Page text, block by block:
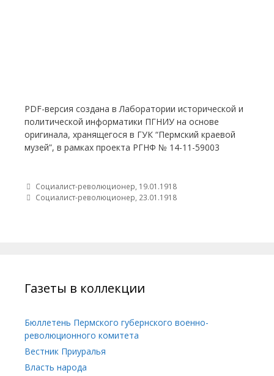
PDF-версия создана в Лаборатории исторической и
политической информатики ПГНИУ на основе
оригинала, хранящегося в ГУК “Пермский краевой
музей”, в рамках проекта РГНФ № 14-11-59003
Post navigation
Социалист-революционер, 19.01.1918
Социалист-революционер, 23.01.1918
Газеты в коллекции
Бюллетень Пермского губернского военно-
революционного комитета
Вестник Приуралья
Власть народа